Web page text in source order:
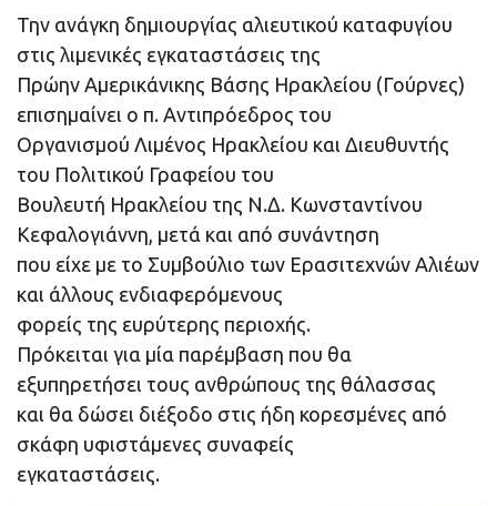
Την ανάγκη δημιουργίας αλιευτικού καταφυγίου
στις λιμενικές εγκαταστάσεις της
Πρώην Αμερικάνικης Βάσης Ηρακλείου (Γούρνες)
επισημαίνει ο π. Αντιπρόεδρος του
Οργανισμού Λιμένος Ηρακλείου και Διευθυντής
του Πολιτικού Γραφείου του
Βουλευτή Ηρακλείου της Ν.Δ. Κωνσταντίνου
Κεφαλογιάννη, μετά και από συνάντηση
που είχε με το Συμβούλιο των Ερασιτεχνών Αλιέων
και άλλους ενδιαφερόμενους
φορείς της ευρύτερης περιοχής.
Πρόκειται για μία παρέμβαση που θα
εξυπηρετήσει τους ανθρώπους της θάλασσας
και θα δώσει διέξοδο στις ήδη κορεσμένες από
σκάφη υφιστάμενες συναφείς
εγκαταστάσεις.